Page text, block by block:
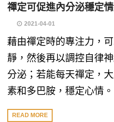
禪定可促進內分泌穩定
2021-04-01
藉由禪定時的專注力，
靜，然後再以調控自律
分泌；若能每天禪定，
素和多巴胺，穩定心情。
READ MORE